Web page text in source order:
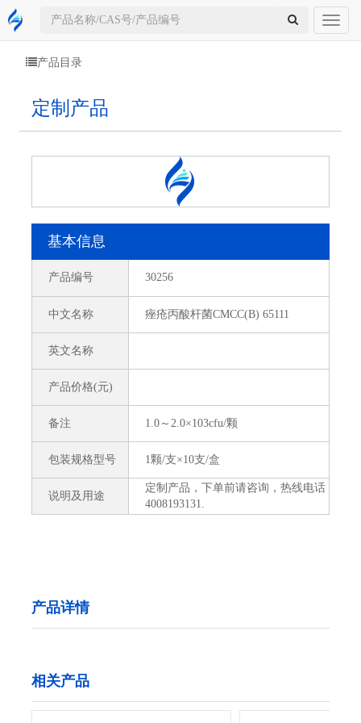
Toggle
产品目录
定制产品
基本信息
产品编号 30256
中文名称 痤疮丙酸杆菌CMCC(B) 65111
英文名称
产品价格(元)
备注 1.0～2.0×103cfu/颗
包装规格型号 1颗/支×10支/盒
说明及用途
定制产品，下单前请咨询，热线电话
4008193131.
产品详情
相关产品